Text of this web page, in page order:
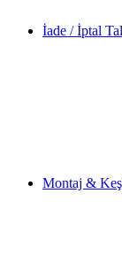
İade / İptal
Montaj &